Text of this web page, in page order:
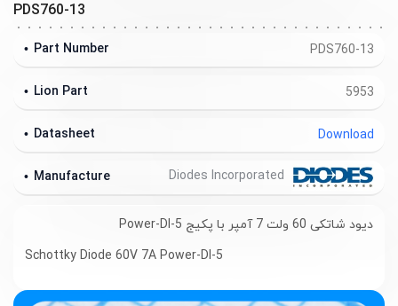
PDS760-13
PDS760-13
Part Number
5953
Lion Part
Download
Datasheet
Manufacture
دیود شاتکی 60 ولت 7 آمپر با پکیج Power-DI-5
Schottky Diode 60V 7A Power-DI-5